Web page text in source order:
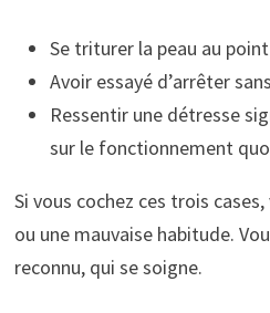
Se triturer la peau au
Avoir essayé d’arrêter
Ressentir une détresse
sur le fonctionnement
Si vous cochez ces trois cases,
ou une mauvaise habitude.
reconnu, qui se soigne.